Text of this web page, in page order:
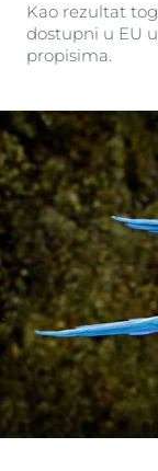
Kao rezultat
dostupni u EU
propisima.